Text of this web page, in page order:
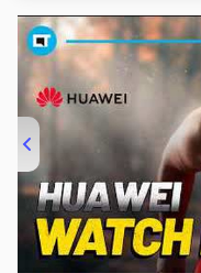
00:00/04:51